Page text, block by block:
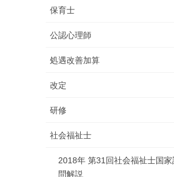
保育士
公認心理師
処遇改善加算
改定
研修
社会福祉士
2018年 第31回社会福祉士国
問解説